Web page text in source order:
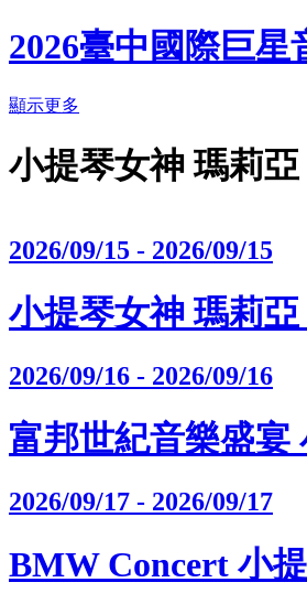
2026臺中國際巨星
顯示更多
小提琴女神 瑪莉
2026/09/15 - 2026/09/15
小提琴女神 瑪莉
2026/09/16 - 2026/09/16
富邦世紀音樂盛宴
2026/09/17 - 2026/09/17
BMW Concert 小